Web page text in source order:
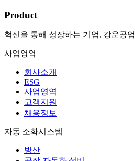
Product
혁신을 통해 성장하는 기업, 강운공업
사업영역
회사소개
ESG
사업영역
고객지원
채용정보
자동 소화시스템
방산